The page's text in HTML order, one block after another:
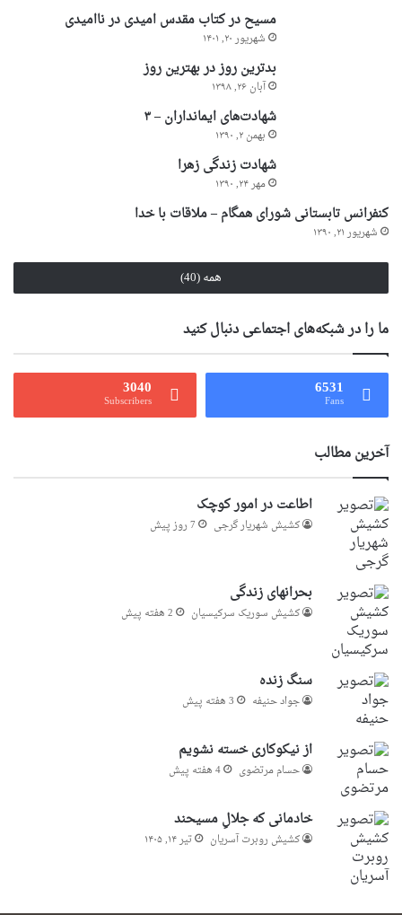
مسیح در کتاب مقدس امیدی در ناامیدی
شهریور ۲۰, ۱۴۰۱
بدترین روز در بهترین روز
آبان ۲۶, ۱۳۹۸
شهادت‌های ایمانداران – ۳
بهمن ۲, ۱۳۹۰
شهادت زندگی زهرا
مهر ۲۴, ۱۳۹۰
کنفرانس تابستانی شورای همگام – ملاقات با خدا
شهریور ۲۱, ۱۳۹۰
همه (40)
ما را در شبکه‌های اجتماعی دنبال کنید
6531
Fans
3040
Subscribers
آخرین مطالب
اطاعت در امور کوچک
کشیش شهریار گرجى 7 روز پیش
بحرانهای زندگی
کشیش سوریک سرکیسیان 2 هفته پیش
سنگ زنده
جواد حنیفه 3 هفته پیش
از نیکوکاری خسته نشویم
حسام مرتضوی 4 هفته پیش
خادمانی که جلالِ مسیحند
کشیش روبرت آسریان تیر ۱۴, ۱۴۰۵